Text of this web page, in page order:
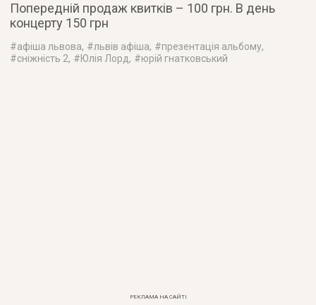
Попередній продаж квитків – 100 грн. В день
концерту 150 грн
#афіша львова, #львів афіша, #презентація альбому,
#сніжність 2, #Юлія Лорд, #юрій гнатковський
РЕКЛАМА НА САЙТІ